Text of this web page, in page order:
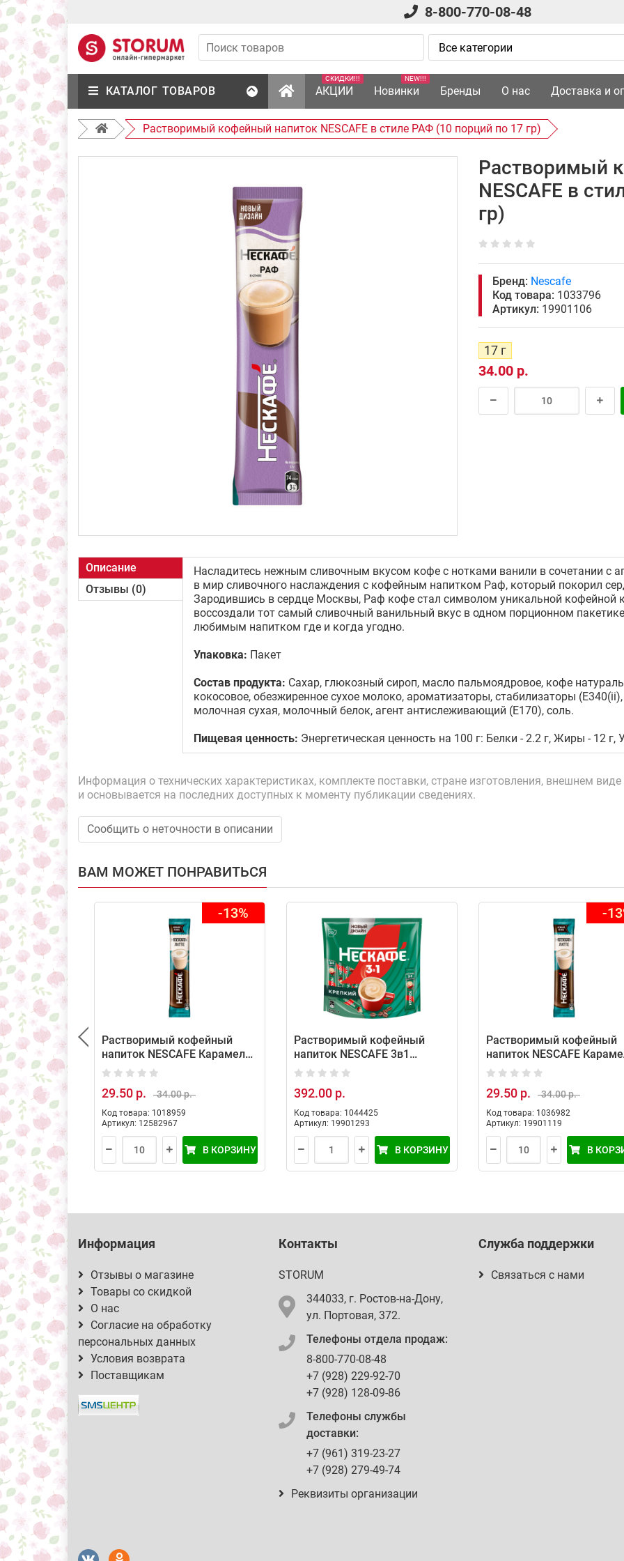
8-800-770-08-48
КАТАЛОГ ТОВАРОВ АКЦИИ
СКИДКИ!!!
Новинки
NEW!!!
Бренды О нас Доставка и
Растворимый кофейный напиток NESCAFE в стиле РАФ (10 порций по 17 гр)
Растворимый
NESCAFE в
гр)
Бренд: Nescafe
Код товара: 1033796
Артикул: 19901106
17 г
34.00 р.
Описание
Отзывы (0)
Насладитесь нежным сливочным вкусом кофе с нотками ванили в сочетании с
в мир сливочного наслаждения с кофейным напитком Раф, который покорил
Зародившись в сердце Москвы, Раф кофе стал символом уникальной кофейной
воссоздали тот самый сливочный ванильный вкус в одном порционном
любимым напитком где и когда угодно.
Упаковка: Пакет
Состав продукта: Сахар, глюкозный сироп, масло пальмоядровое, кофе
кокосовое, обезжиренное сухое молоко, ароматизаторы, стабилизаторы
молочная сухая, молочный белок, агент антислеживающий (Е170), соль.
Пищевая ценность: Энергетическая ценность на 100 г: Белки - 2.2 г, Жиры - 12 г,
Информация о технических характеристиках, комплекте поставки, стране изготовления, внешнем
и основывается на последних доступных к моменту публикации сведениях.
Сообщить о неточности в описании
ВАМ МОЖЕТ ПОНРАВИТЬСЯ
-13%
Растворимый кофейный
напиток NESCAFE Карамель
(20 порций по 14,5г)
29.50 р. 34.00 р.
Код товара: 1018959
Артикул: 12582967
В КОРЗИНУ
Растворимый кофейный
напиток NESCAFE 3в1
Классик (20 порций по 14.5г)
392.00 р.
Код товара: 1044425
Артикул: 19901293
В КОРЗИНУ
-
Растворимый кофейный
напиток NESCAFE
(10 порций по 18г)
29.50 р. 34.00 р.
Код товара: 1036982
Артикул: 19901119
В
Информация
Отзывы о магазине
Товары со скидкой
О нас
Согласие на обработку
персональных данных
Условия возврата
Поставщикам
Контакты
STORUM
344033, г. Ростов-на-Дону,
ул. Портовая, 372.
Телефоны отдела продаж:
8-800-770-08-48
+7 (928) 229-92-70
+7 (928) 128-09-86
Телефоны службы
доставки:
+7 (961) 319-23-27
+7 (928) 279-49-74
Реквизиты организации
Служба поддержки
Связаться с нами